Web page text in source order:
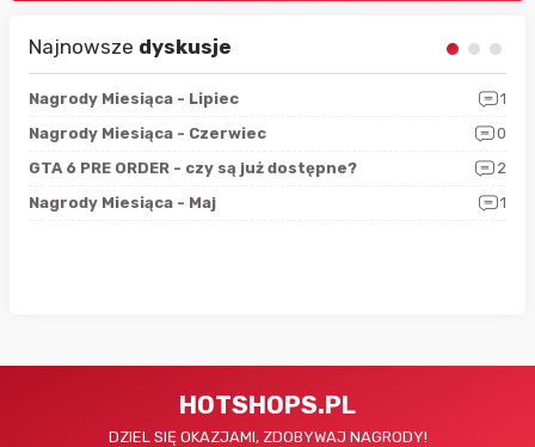
Najnowsze dyskusje
Nagrody Miesiąca - Lipiec
1
Nagrody Miesiąca - Czerwiec
0
GTA 6 PRE ORDER - czy są już dostępne?
2
Nagrody Miesiąca - Maj
1
HOTSHOPS.PL
DZIEL SIĘ OKAZJAMI, ZDOBYWAJ NAGRODY!